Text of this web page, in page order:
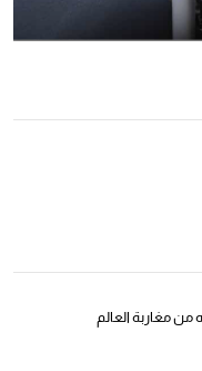
من مغاربة العالم